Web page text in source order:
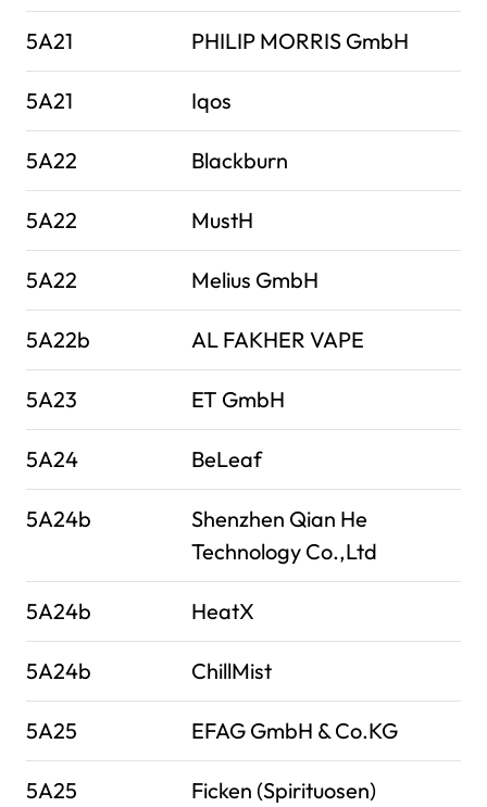
5A21 PHILIP MORRIS GmbH​
5A21 Iqos
5A22 Blackburn
5A22 MustH
5A22 Melius GmbH
5A22b AL FAKHER VAPE
5A23 ET GmbH
5A24 BeLeaf
5A24b
Shenzhen Qian He
Technology Co.,Ltd
5A24b HeatX
5A24b ChillMist
5A25 EFAG GmbH & Co.KG
5A25 Ficken (Spirituosen)